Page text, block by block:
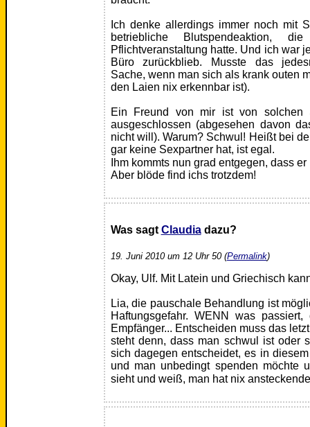
Ich denke allerdings immer noch mit
betriebliche Blutspendeaktion,
Pflichtveranstaltung hatte. Und ich war
Büro zurückblieb. Musste das
Sache, wenn man sich als krank outen
den Laien nix erkennbar ist).
Ein Freund von mir ist von solchen
ausgeschlossen (abgesehen davon
nicht will). Warum? Schwul! Heißt bei
gar keine Sexpartner hat, ist egal.
Ihm kommts nun grad entgegen, dass
Aber blöde find ichs trotzdem!
Was sagt Claudiadazu?
19. Juni 2010 um 12 Uhr 50 (Permalink)
Okay, Ulf. Mit Latein und Griechisch
Lia, die pauschale Behandlung ist
Haftungsgefahr. WENN was
Empfänger... Entscheiden muss das
steht denn, dass man schwul ist oder
sich dagegen entscheidet, es in
und man unbedingt spenden möchte
sieht und weiß, man hat nix